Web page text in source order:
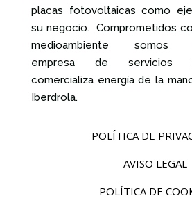
placas fotovoltaicas como
su negocio. Comprometidos
medioambiente somos
empresa de servicios
comercializa energía de la
Iberdrola.
POLÍTICA DE
AVISO LEGAL
POLÍTICA DE